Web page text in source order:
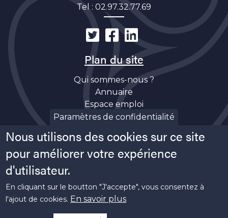
Tel : 02.97.32.77.69
Plan du site
Qui sommes-nous ?
Annuaire
Espace emploi
Découverte
Soutiens
Paramètres de confidentialité
Nous utilisons des cookies sur ce site
pour améliorer votre expérience
d'utilisateur.
En cliquant sur le boutton "J'accepte", vous consentez à
l'ajout de cookies. En savoir plus